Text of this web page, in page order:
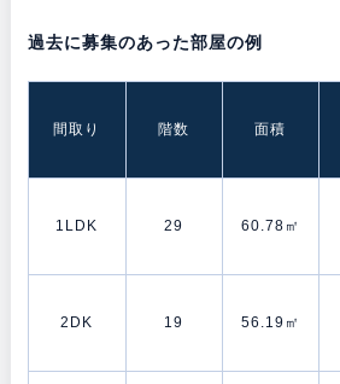
過去に募集のあった部屋の例
間取り 階数 面積
1LDK 29 60.78㎡
2DK 19 56.19㎡